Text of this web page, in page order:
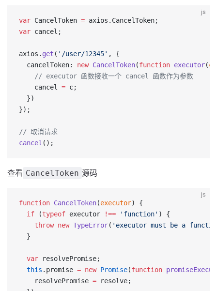
js
var CancelToken = axios.CancelToken;
var cancel;
axios. get ( '/user/12345' , {
  cancelToken:
new CancelToken(function executor(c
    // executor 函数接收一个 cancel 函数作为参数
    cancel
= c;
  })
});
// 取消请求
cancel ();
查看 CancelToken 源码
js
function CancelToken(executor) {
  if
(typeof executor !== 'function' ) {
    throw
new TypeError( 'executor must be a
  }
  var
resolvePromise;
  this
.promise = new Promise(function
    resolvePromise
= resolve;